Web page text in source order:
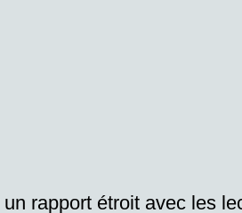
un rapport étroit avec les